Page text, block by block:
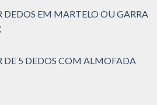
DEDOS EM MARTELO OU GARRA
DE 5 DEDOS COM ALMOFADA